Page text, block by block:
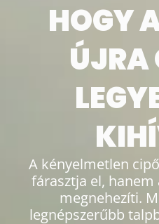
HOGY
ÚJRA
A kényelmetlen
fárasztja el, hanem
megnehezíti.
talpbetétünket,